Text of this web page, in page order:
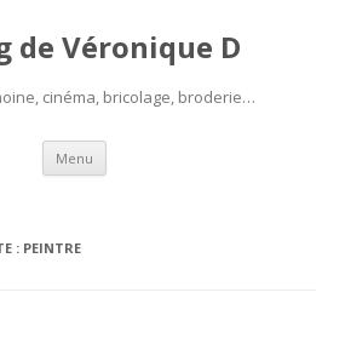
de Véronique D
cinéma, bricolage, broderie…
Menu Aller
contenu
: PEINTRE